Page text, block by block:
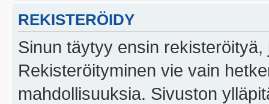
REKISTERÖIDY
Sinun täytyy ensin
Rekisteröityminen vie vain
mahdollisuuksia. Sivuston